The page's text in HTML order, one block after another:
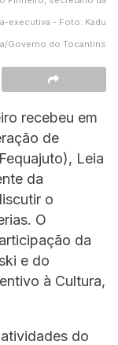
executiva - Foto: Kadu
Governo do Tocantins
recebeu em
de
Leia
da
o
O
da
e do
à Cultura,
do